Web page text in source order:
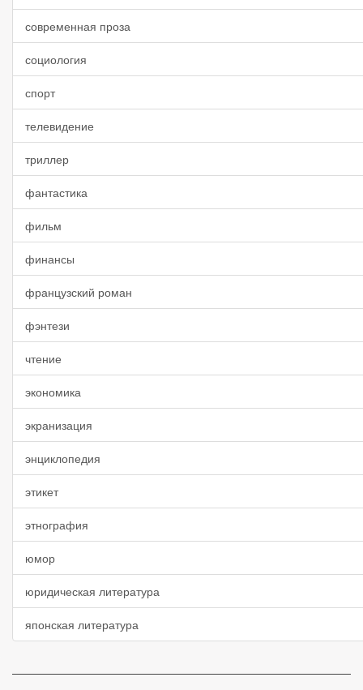
современная проза
социология
спорт
телевидение
триллер
фантастика
фильм
финансы
французский роман
фэнтези
чтение
экономика
экранизация
энциклопедия
этикет
этнография
юмор
юридическая литература
японская литература